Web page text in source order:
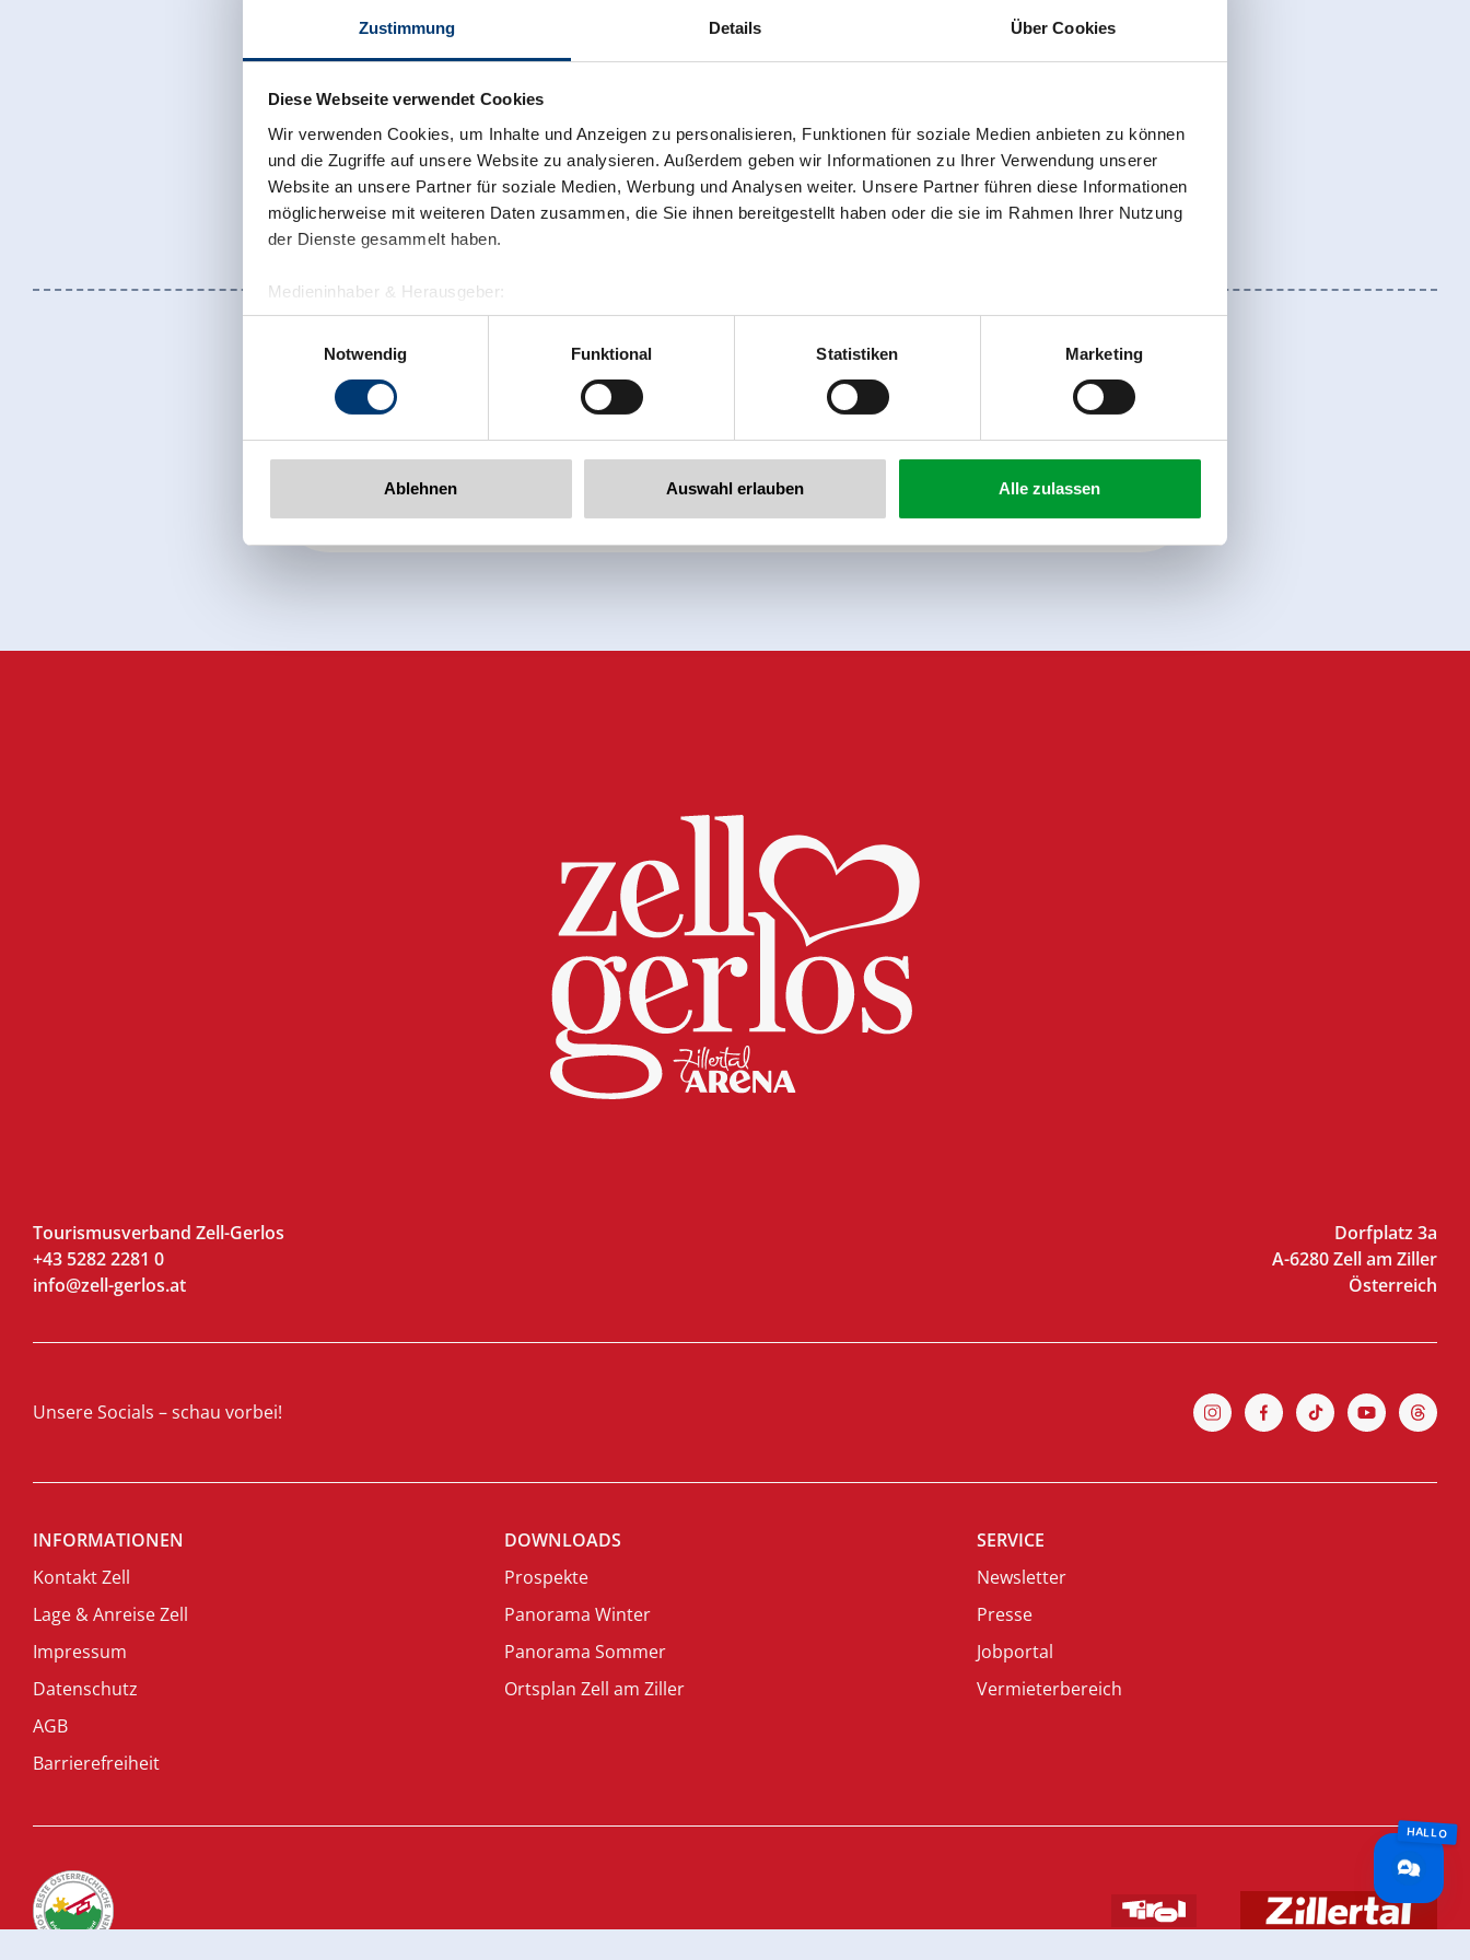
Zustimmung Details Über Cookies
Diese Webseite verwendet Cookies
Wir verwenden Cookies, um Inhalte und Anzeigen zu personalisieren, Funktionen für soziale Medien anbieten zu können
und die Zugriffe auf unsere Website zu analysieren. Außerdem geben wir Informationen zu Ihrer Verwendung unserer
Website an unsere Partner für soziale Medien, Werbung und Analysen weiter. Unsere Partner führen diese Informationen
möglicherweise mit weiteren Daten zusammen, die Sie ihnen bereitgestellt haben oder die sie im Rahmen Ihrer Nutzung
der Dienste gesammelt haben.
Medieninhaber & Herausgeber:
Zeller Bergbahnen Zillertal GmbH & Co KG
Rohr 23// A-6280 Zell am Ziller
www.zillertalarena.com
Notwendig
Funktional Statistiken Marketing
Ablehnen Auswahl erlauben Alle zulassen
Jetzt für den newsletter anmelden! Anmelden
Tourismusverband Zell-Gerlos
+43 5282 2281 0
info@zell-gerlos.at
Dorfplatz 3a
A-6280 Zell am Ziller
Österreich
Unsere Socials – schau vorbei!
INFORMATIONEN
Kontakt Zell
Lage & Anreise Zell
Impressum
Datenschutz
AGB
Barrierefreiheit
DOWNLOADS
Prospekte
Panorama Winter
Panorama Sommer
Ortsplan Zell am Ziller
SERVICE
Newsletter
Presse
Jobportal
Vermieterbereich